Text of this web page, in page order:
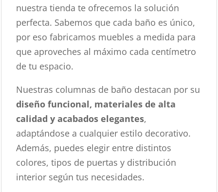
nuestra tienda te ofrecemos la solución
perfecta. Sabemos que cada baño es único,
por eso fabricamos muebles a medida para
que aproveches al máximo cada centímetro
de tu espacio.
Nuestras columnas de baño destacan por su
diseño funcional, materiales de alta
calidad y acabados elegantes,
adaptándose a cualquier estilo decorativo.
Además, puedes elegir entre distintos
colores, tipos de puertas y distribución
interior según tus necesidades.